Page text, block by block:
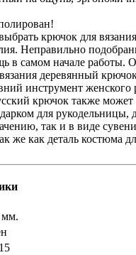
крючок для
Неправильно
в самом начале работы.
деревянный
инструмент женского
крючок также может
для рукодельницы,
так и в виде
же как деталь костюма
мм.